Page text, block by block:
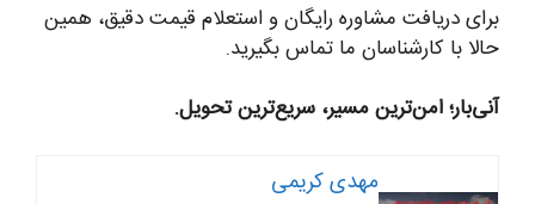
برای دریافت مشاوره رایگان و استعلام قیمت دقیق، همین
حالا با کارشناسان ما تماس بگیرید.
آنی‌بار؛ امن‌ترین مسیر، سریع‌ترین تحویل.
مهدی کریمی